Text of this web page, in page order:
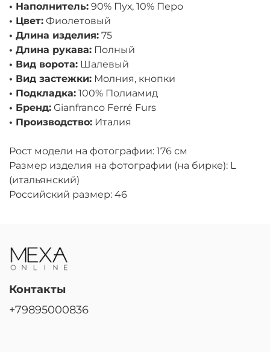
• Наполнитель: 90% Пух, 10% Перо
• Цвет: Фиолетовый
• Длина изделия: 75
• Длина рукава: Полный
• Вид ворота: Шалевый
• Вид застежки: Молния, кнопки
• Подкладка: 100% Полиамид
• Бренд: Gianfranco Ferré Furs
• Производство: Италия
Рост модели на фотографии: 176 см
Размер изделия на фотографии (на бирке): L
(итальянский)
Российский размер: 46
Контакты
+79895000836